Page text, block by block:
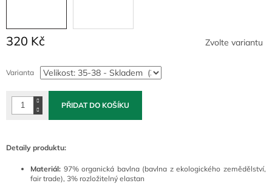
320 Kč
cena:
Zvolte variantu
Varianta
PŘIDAT DO KOŠÍKU
Detaily produktu:
Materiál: 97% organická bavlna (bavlna z ekologického zemědělství,
fair trade), 3% rozložitelný elastan